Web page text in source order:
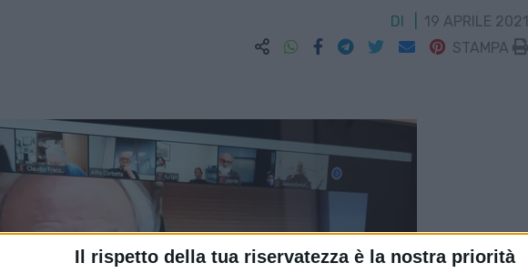
Il rispetto della tua riservatezza è la nostra priorità
DI
19 APRILE 2021
STAMPA